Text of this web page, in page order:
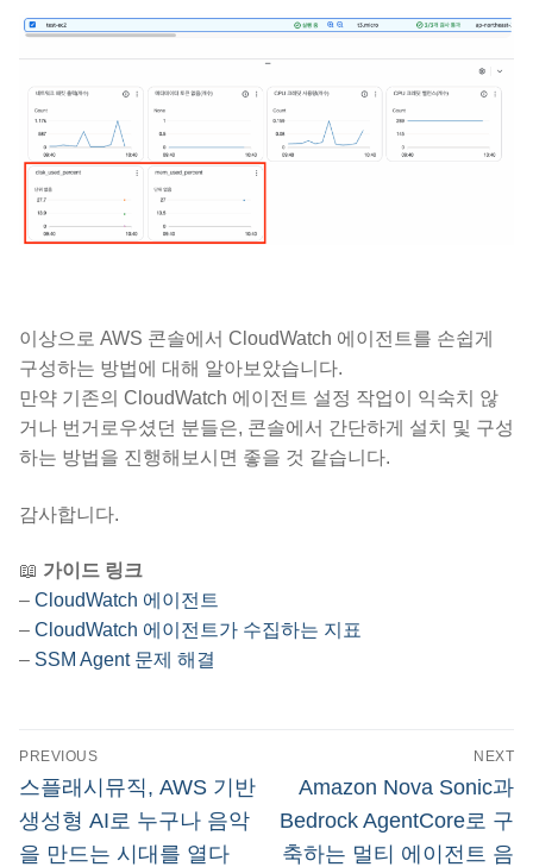
이상으로 AWS 콘솔에서 CloudWatch 에이전트를 손쉽게
구성하는 방법에 대해 알아보았습니다.
만약 기존의 CloudWatch 에이전트 설정 작업이 익숙치 않
거나 번거로우셨던 분들은, 콘솔에서 간단하게 설치 및 구성
하는 방법을 진행해보시면 좋을 것 같습니다.
감사합니다.
📖 가이드 링크
– CloudWatch 에이전트
– CloudWatch 에이전트가 수집하는 지표
– SSM Agent 문제 해결
글
탐
색
PREVIOUS
Previous
post:
스플래시뮤직, AWS 기반
생성형 AI로 누구나 음악
을 만드는 시대를 열다
NEXT
Next
post:
Amazon Nova Sonic과
Bedrock AgentCore로 구
축하는 멀티 에이전트 음